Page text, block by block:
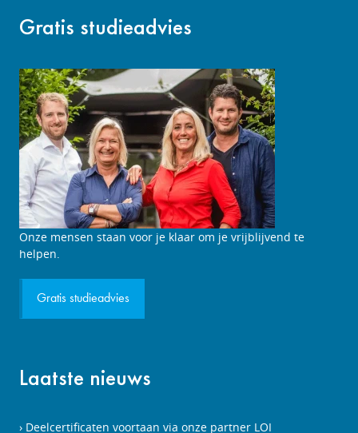
Gratis studieadvies
Studieadviesgesprek
aanvragen
Onze mensen staan voor je klaar om je vrijblijvend te
helpen.
Gratis studieadvies
Laatste nieuws
Deelcertificaten voortaan via onze partner LOI